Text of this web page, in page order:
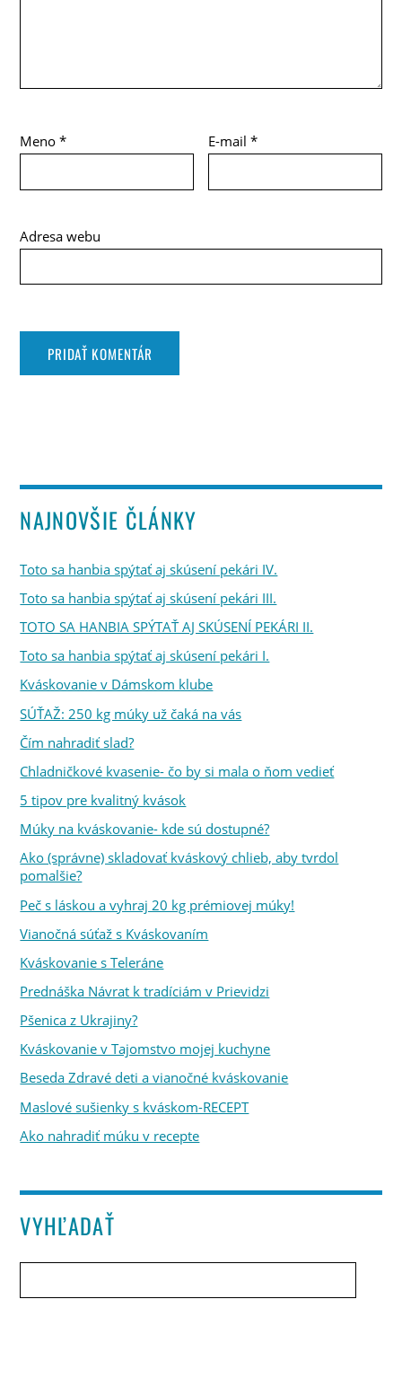
Meno* E-mail*
Adresa webu
NAJNOVŠIE ČLÁNKY
Toto sa hanbia spýtať aj skúsení pekári IV.
Toto sa hanbia spýtať aj skúsení pekári III.
TOTO SA HANBIA SPÝTAŤ AJ SKÚSENÍ PEKÁRI II.
Toto sa hanbia spýtať aj skúsení pekári I.
Kváskovanie v Dámskom klube
SÚŤAŽ: 250 kg múky už čaká na vás
Čím nahradiť slad?
Chladničkové kvasenie- čo by si mala o ňom vedieť
5 tipov pre kvalitný kvások
Múky na kváskovanie- kde sú dostupné?
Ako (správne) skladovať kváskový chlieb, aby tvrdol
pomalšie?
Peč s láskou a vyhraj 20 kg prémiovej múky!
Vianočná súťaž s Kváskovaním
Kváskovanie s Teleráne
Prednáška Návrat k tradíciám v Prievidzi
Pšenica z Ukrajiny?
Kváskovanie v Tajomstvo mojej kuchyne
Beseda Zdravé deti a vianočné kváskovanie
Maslové sušienky s kváskom-RECEPT
Ako nahradiť múku v recepte
VYHĽADAŤ